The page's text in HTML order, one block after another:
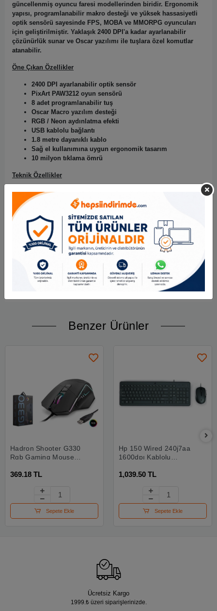
güncellenmiş oyuncu faresi modellerinden biridir. Ergonomik
yapısı, programlanabilir makro desteği ve yüksek hassasiyetli
optik sensörü sayesinde FPS, MOBA ve MMORPG oyuncuları
için geliştirilmiştir. Yaklaşık 2400 DPI'a kadar ayarlanabilir
çözünürlük sunar ve Oscar yazılımı ile tuşlara özel komutlar
atanabilir.
Öne Çıkan Özellikler
2400 DPI ayarlanabilir optik sensör
PixArt PAW3212 oyun sensörü
8 adet programlanabilir tuş
Oscar Macro yazılım desteği
RGB / Neon aydınlatma efekti
USB kablolu bağlantı
1.8 metre dayanıklı kablo
Sağ el kullanımına uygun ergonomik tasarım
10 milyon tıklama ömrü
Teknik Özellikler
Sensör
DPI
800 / 1000 / 1200 / 1600 / 2400
Tuş Sayısı
Bağlantı
USB 2.0 / 3.0
Kablo Uzunluğu
1.8 m
4000 FPS
İvme
10G
Kullanım
Sağ El
Boyutlar
125 x 70 x 40 mm
Tuş Ömrü
10 Milyon Tıklama
Benzer Ürünler
Hadron Shooter G330
Rgb Gaming Mouse
369.18 TL
Sepete Ekle
Hp 150 Wired 240j7aa
1600dpı Kablolu
1,039.50 TL
Sepete Ekle
Ücretsiz Kargo
1999.₺ üzeri siparişlerinizde.